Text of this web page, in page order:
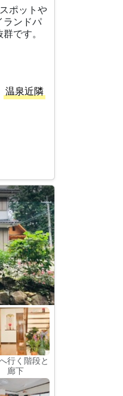
ポットや
ランドパ
です。
温泉近隣
行く階段と
廊下